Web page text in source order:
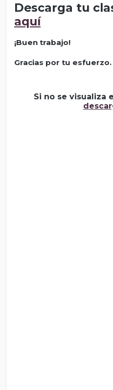
Descarga tu
aquí
¡Buen trabajo!
Gracias por tu esfuerzo.
Si no se visualiza